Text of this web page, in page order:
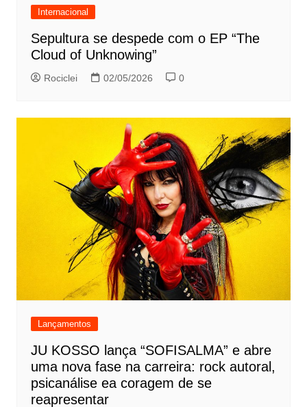
Internacional
Sepultura se despede com o EP “The
Cloud of Unknowing”
Rociclei 02/05/2026 0
Lançamentos
JU KOSSO lança “SOFISALMA” e abre
uma nova fase na carreira: rock autoral,
psicanálise ea coragem de se
reapresentar